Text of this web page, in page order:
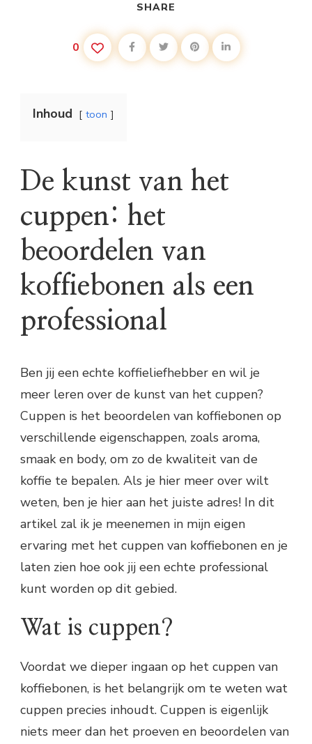
SHARE
0
Inhoud toon
De kunst van het
cuppen: het
beoordelen van
koffiebonen als een
professional
Ben jij een echte koffieliefhebber en wil je
meer leren over de kunst van het cuppen?
Cuppen is het beoordelen van koffiebonen op
verschillende eigenschappen, zoals aroma,
smaak en body, om zo de kwaliteit van de
koffie te bepalen. Als je hier meer over wilt
weten, ben je hier aan het juiste adres! In dit
artikel zal ik je meenemen in mijn eigen
ervaring met het cuppen van koffiebonen en je
laten zien hoe ook jij een echte professional
kunt worden op dit gebied.
Wat is cuppen?
Voordat we dieper ingaan op het cuppen van
koffiebonen, is het belangrijk om te weten wat
cuppen precies inhoudt. Cuppen is eigenlijk
niets meer dan het proeven en beoordelen van